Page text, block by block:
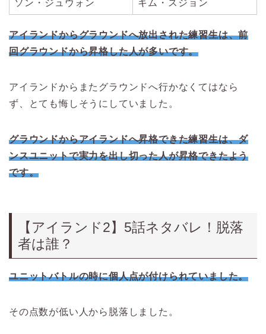
ソン・ジュウォン キム・スジョン
アイランドからグラウンドへ放出された練習生は、前
回グラウンドから昇格した人が多いです。
アイランドからまたグラウンドへ行かなくてはなら
ず、とても悔しそうにしていました。
グラウンドからアイランドへ昇格できた練習生は、ダ
ンスユニットで実力を出し切った人が昇格できたよう
です。
【アイランド2】5話ネタバレ！脱落
者は誰？
ユニットバトルの時に個人点が付けられていました。
その点数が低い人から脱落しました。